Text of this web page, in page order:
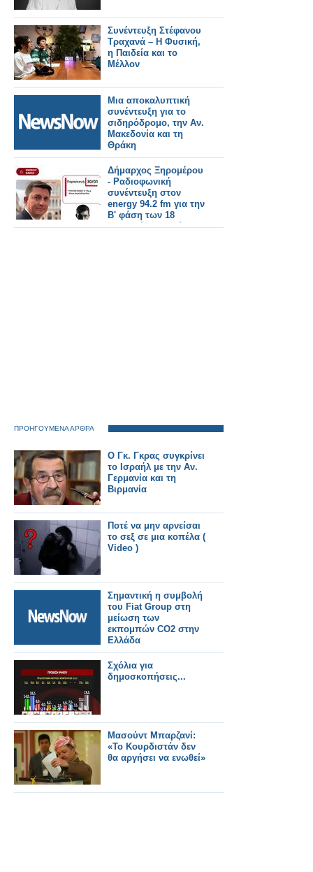
Συνέντευξη Στέφανου
Τραχανά – Η Φυσική,
η Παιδεία και το
Μέλλον
Μια αποκαλυπτική
συνέντευξη για το
σιδηρόδρομο, την Αν.
Μακεδονία και τη
Θράκη
Δήμαρχος Ξηρομέρου
- Ραδιοφωνική
συνέντευξη στον
energy 94.2 fm για την
Β' φάση των 18
λιμενικών μελετών
ΠΡΟΗΓΟΥΜΕΝΑ ΑΡΘΡΑ
Ο Γκ. Γκρας συγκρίνει
το Ισραήλ με την Αν.
Γερμανία και τη
Βιρμανία
Ποτέ να μην αρνείσαι
το σεξ σε μια κοπέλα (
Video )
Σημαντική η συμβολή
του Fiat Group στη
μείωση των
εκπομπών CO2 στην
Ελλάδα
Σχόλια για
δημοσκοπήσεις‏...
Μασούντ Μπαρζανί:
«Το Κουρδιστάν δεν
θα αργήσει να ενωθεί»